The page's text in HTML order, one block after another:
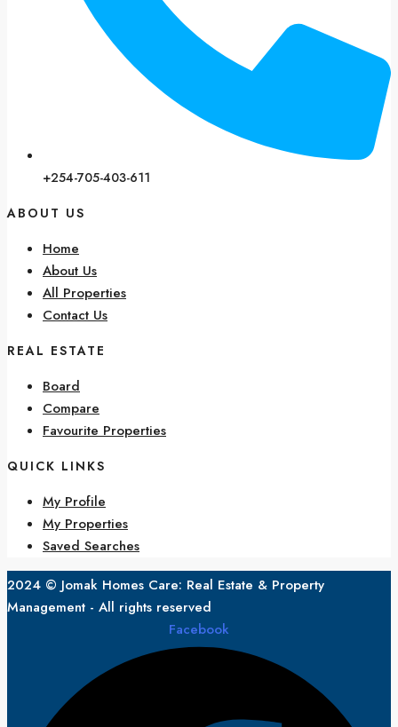
+254-705-403-611
ABOUT US
Home
About Us
All Properties
Contact Us
REAL ESTATE
Board
Compare
Favourite Properties
QUICK LINKS
My Profile
My Properties
Saved Searches
2024 © Jomak Homes Care: Real Estate & Property
Management - All rights reserved
Facebook